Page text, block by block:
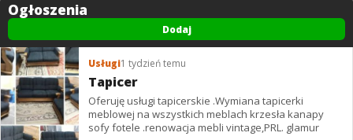
Ogłoszenia
Dodaj
Usługi1 tydzień temu
Tapicer
Oferuję usługi tapicerskie .Wymiana tapicerki
meblowej na wszystkich meblach krzesła kanapy
sofy fotele .renowacja mebli vintage,PRL. glamur